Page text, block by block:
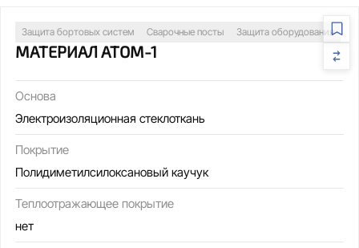
Защита бортовых систем Сварочные посты Защита оборудования
МАТЕРИАЛ АТОМ-1
Основа
Электроизоляционная стеклоткань
Покрытие
Полидиметилсилоксановый каучук
Теплоотражающее покрытие
нет